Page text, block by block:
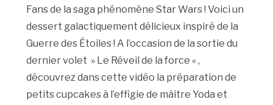
Fans de la saga phénomène Star Wars ! Voici un
dessert galactiquement délicieux inspiré de la
Guerre des Étoiles ! A l’occasion de la sortie du
dernier volet » Le Réveil de la force « ,
découvrez dans cette vidéo la préparation de
petits cupcakes à l’effigie de mâitre Yoda et